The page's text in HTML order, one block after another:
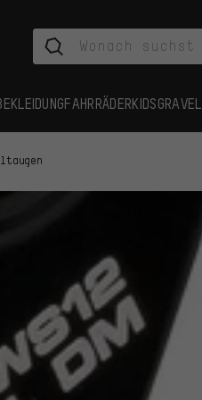
FAHRRÄDERKIDSGRAVEL